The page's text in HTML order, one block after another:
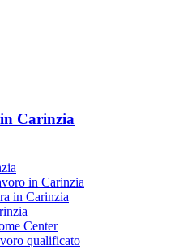
Carinzia
in Carinzia
in Carinzia
Center
qualificato